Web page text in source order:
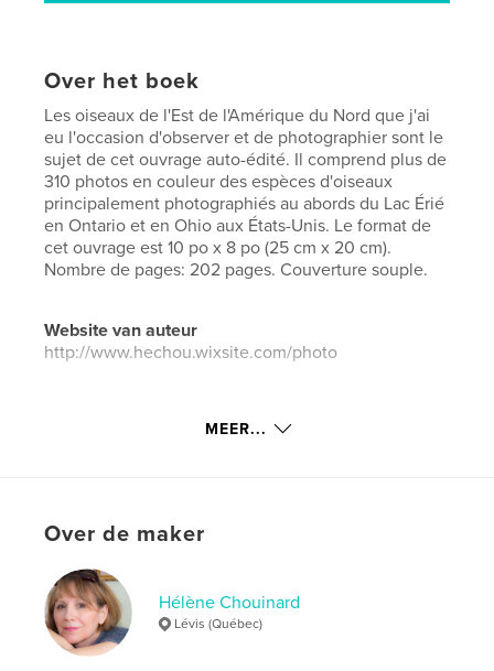
Over het boek
Les oiseaux de l'Est de l'Amérique du Nord que j'ai
eu l'occasion d'observer et de photographier sont le
sujet de cet ouvrage auto-édité. Il comprend plus de
310 photos en couleur des espèces d'oiseaux
principalement photographiés au abords du Lac Érié
en Ontario et en Ohio aux États-Unis. Le format de
cet ouvrage est 10 po x 8 po (25 cm x 20 cm).
Nombre de pages: 202 pages. Couverture souple.
Website van auteur
http://www.hechou.wixsite.com/photo
kenmerken / functionaliteiten &
Projectoptie:Standaard liggend, 25×20 cm
Aantal pagina's:
Datum publiceren:jul 05, 2019
TaalFrench
MEER...
Over de maker
Hélène Chouinard
Lévis (Québec)